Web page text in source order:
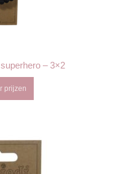
– 3×2
prijzen